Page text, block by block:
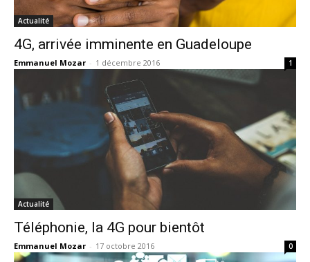
Actualité
4G, arrivée imminente en Guadeloupe
Emmanuel Mozar - 1 décembre 2016 1
Actualité
Téléphonie, la 4G pour bientôt
Emmanuel Mozar - 17 octobre 2016 0